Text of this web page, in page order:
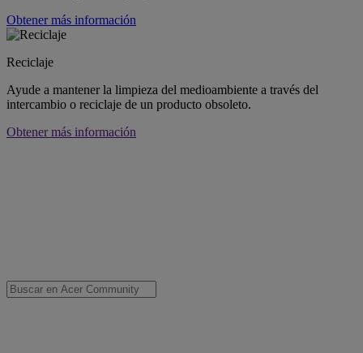
Obtener más información
Reciclaje
Ayude a mantener la limpieza del medioambiente a través del
intercambio o reciclaje de un producto obsoleto.
Obtener más información